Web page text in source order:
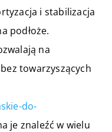
i stabilizacja
podłoże.
na
towarzyszących
do-
je znaleźć w wielu